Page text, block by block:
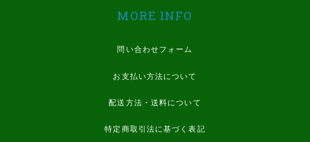
MORE INFO
問い合わせフォーム
お支払い方法について
配送方法・送料について
特定商取引法に基づく表記